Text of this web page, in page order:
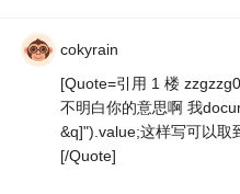
cokyrain
[Quote=引用 1 楼
不明白你的意思啊 我
&q]").value;这样写可以取
[/Quote]